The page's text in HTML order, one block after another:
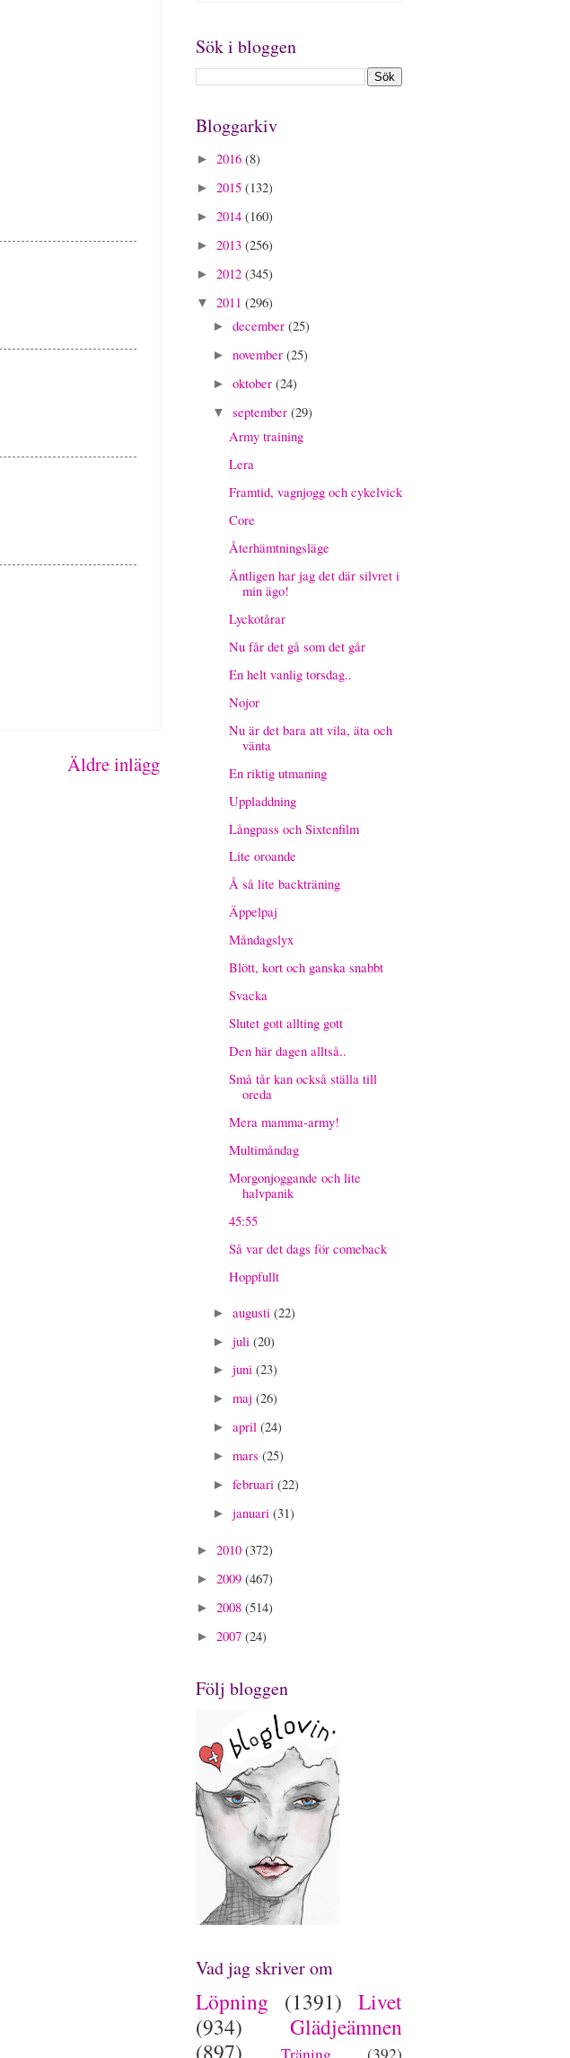
Äldre inlägg
Sök i bloggen
Bloggarkiv
► 2016 (8)
► 2015 (132)
► 2014 (160)
► 2013 (256)
► 2012 (345)
▼ 2011 (296)
► december (25)
► november (25)
► oktober (24)
▼ september (29)
Army training
Lera
Framtid, vagnjogg och cykelvick
Core
Återhämtningsläge
Äntligen har jag det där silvret i
min ägo!
Lyckotårar
Nu får det gå som det går
En helt vanlig torsdag..
Nojor
Nu är det bara att vila, äta och
vänta
En riktig utmaning
Uppladdning
Långpass och Sixtenfilm
Lite oroande
Å så lite backträning
Äppelpaj
Måndagslyx
Blött, kort och ganska snabbt
Svacka
Slutet gott allting gott
Den här dagen alltså..
Små tår kan också ställa till
oreda
Mera mamma-army!
Multimåndag
Morgonjoggande och lite
halvpanik
45:55
Så var det dags för comeback
Hoppfullt
► augusti (22)
► juli (20)
► juni (23)
► maj (26)
► april (24)
► mars (25)
► februari (22)
► januari (31)
► 2010 (372)
► 2009 (467)
► 2008 (514)
► 2007 (24)
Följ bloggen
Vad jag skriver om
Löpning (1391) Livet
(934)
Glädjeämnen
(897)
Träning (392)